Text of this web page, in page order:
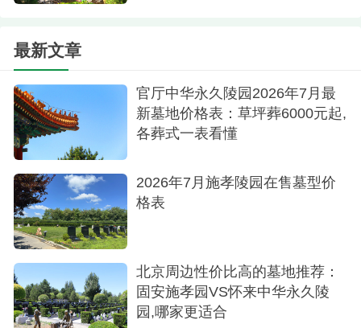
让人感受到与自然和谐共处的宁静。
3.3便捷服务
周三六日，8:30从地铁安定门B口出发，仅需支付10
元/人的费用，为您提供舒适便捷的交通服务。
在选择永远的安息之地时，景仰园陵园以其合
法认证、优越的位置和环境、多样化的安葬方式以
及贴心的价格和服务，为您提供一个温馨、尊贵的
选择。选择景仰园陵园，让我们一同追求永恒的怀
念，与自然和谐相处。
最新文章
官厅中华永久陵园2026年7月最
新墓地价格表：草坪葬6000元起,
各葬式一表看懂
2026年7月施孝陵园在售墓型价
格表
北京周边性价比高的墓地推荐：
固安施孝园VS怀来中华永久陵
园,哪家更适合